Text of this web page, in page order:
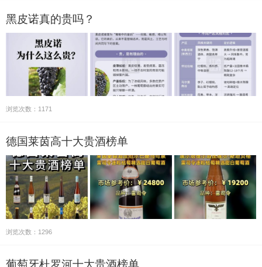
黑皮诺真的贵吗？
浏览次数：1171
德国莱茵高十大贵酒榜单
浏览次数：1296
葡萄牙杜罗河十大贵酒榜单